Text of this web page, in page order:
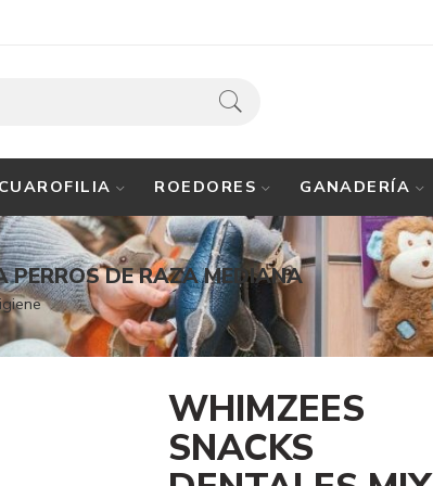
ROEDORES GANADERÍA
PERROS DE RAZA MEDIANA
WHIMZEES
SNACKS